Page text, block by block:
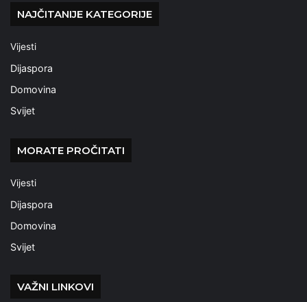
NAJČITANIJE KATEGORIJE
Vijesti
Dijaspora
Domovina
Svijet
MORATE PROČITATI
Vijesti
Dijaspora
Domovina
Svijet
VAŽNI LINKOVI